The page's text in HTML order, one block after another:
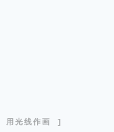
光线作画 ]